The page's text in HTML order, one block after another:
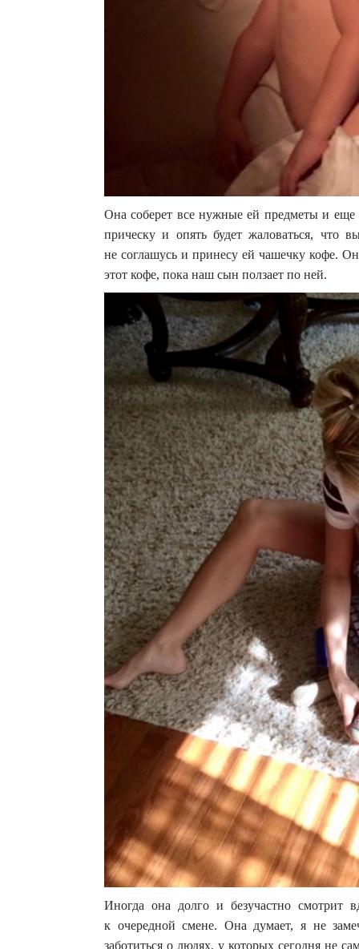
Она соберет все нужные ей предметы и еще
прическу и опять будет жаловаться, что
не соглашусь и принесу ей чашечку кофе.
этот кофе, пока наш сын ползает по ней.
Иногда она долго и безучастно смотрит
к очередной смене. Она думает, я не
заботиться о людях, у которых сегодня не